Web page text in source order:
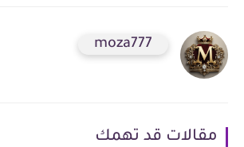
moza777
مقالات قد تهمك